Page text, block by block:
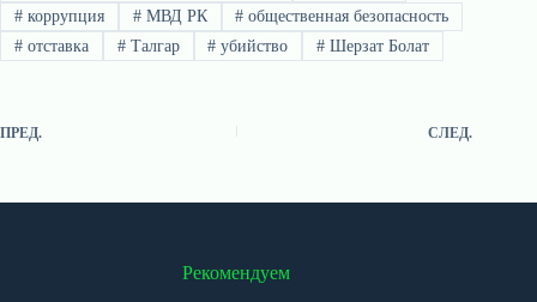
#коррупция #МВД РК # общественная безопасность
#отставка #Талгар # убийство # Шерзат Болат
ПРЕД. СЛЕД.
Рекомендуем